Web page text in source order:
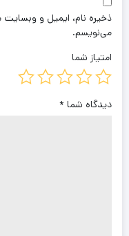
ذخیره نام، ایمیل و وبسایت
می‌نویسم.
امتیاز شما
دیدگاه شما *